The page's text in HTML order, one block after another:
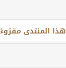
المنتدى مقرُوءً